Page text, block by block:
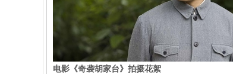
电影《奇袭胡家台》拍摄花絮